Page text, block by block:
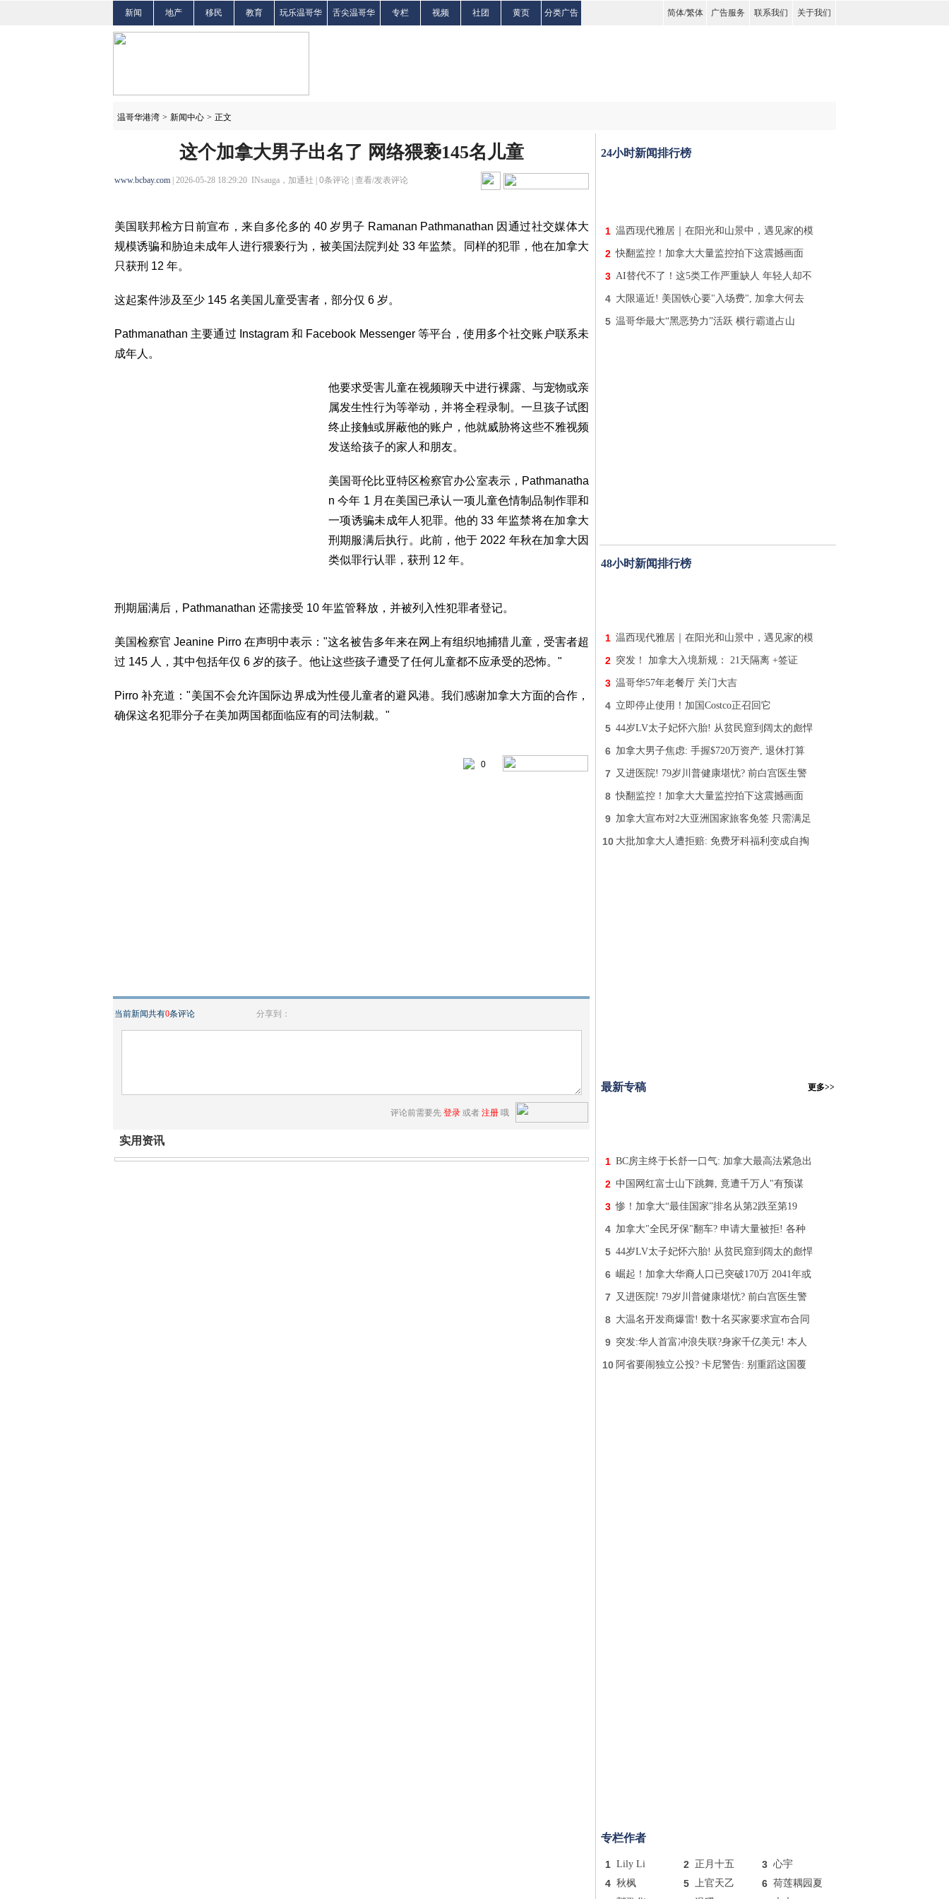
新闻 地产 移民 教育 玩乐温哥华 舌尖温哥华 专栏 视频 社团 黄页 分类广告 简体/繁体 广告服务 联系我们 关于我们
温哥华港湾 > 新闻中心 > 正文
这个加拿大男子出名了 网络猥亵145名儿童
www.bcbay.com | 2026-05-28 18:29:20 INsauga，加通社 | 0条评论 | 查看/发表评论
美国联邦检方日前宣布，来自多伦多的 40 岁男子 Ramanan Pathmanathan 因通过社交媒体大
规模诱骗和胁迫未成年人进行猥亵行为，被美国法院判处 33 年监禁。同样的犯罪，他在加拿大
只获刑 12 年。
这起案件涉及至少 145 名美国儿童受害者，部分仅 6 岁。
Pathmanathan 主要通过 Instagram 和 Facebook Messenger 等平台，使用多个社交账户联系未
成年人。
他要求受害儿童在视频聊天中进行裸露、与宠物或亲
属发生性行为等举动，并将全程录制。一旦孩子试图
终止接触或屏蔽他的账户，他就威胁将这些不雅视频
发送给孩子的家人和朋友。
美国哥伦比亚特区检察官办公室表示，Pathmanatha
n 今年 1 月在美国已承认一项儿童色情制品制作罪和
一项诱骗未成年人犯罪。他的 33 年监禁将在加拿大
刑期服满后执行。此前，他于 2022 年秋在加拿大因
类似罪行认罪，获刑 12 年。
刑期届满后，Pathmanathan 还需接受 10 年监管释放，并被列入性犯罪者登记。
美国检察官 Jeanine Pirro 在声明中表示："这名被告多年来在网上有组织地捕猎儿童，受害者超
过 145 人，其中包括年仅 6 岁的孩子。他让这些孩子遭受了任何儿童都不应承受的恐怖。"
Pirro 补充道："美国不会允许国际边界成为性侵儿童者的避风港。我们感谢加拿大方面的合作，
确保这名犯罪分子在美加两国都面临应有的司法制裁。"
0
当前新闻共有0条评论 分享到：
评论前需要先 登录 或者 注册 哦
实用资讯
24小时新闻排行榜
1 温西现代雅居｜在阳光和山景中，遇见家的模
2 快翻监控！加拿大大量监控拍下这震撼画面
3 AI替代不了！这5类工作严重缺人 年轻人却不
4 大限逼近! 美国铁心要"入场费", 加拿大何去
5 温哥华最大“黑恶势力”活跃 横行霸道占山
48小时新闻排行榜
1 温西现代雅居｜在阳光和山景中，遇见家的模
2 突发！ 加拿大入境新规： 21天隔离 +签证
3 温哥华57年老餐厅 关门大吉
4 立即停止使用！加国Costco正召回它
5 44岁LV太子妃怀六胎! 从贫民窟到阔太的彪悍
6 加拿大男子焦虑: 手握$720万资产, 退休打算
7 又进医院! 79岁川普健康堪忧? 前白宫医生警
8 快翻监控！加拿大大量监控拍下这震撼画面
9 加拿大宣布对2大亚洲国家旅客免签 只需满足
10 大批加拿大人遭拒赔: 免费牙科福利变成自掏
最新专稿 更多>>
1 BC房主终于长舒一口气: 加拿大最高法紧急出
2 中国网红富士山下跳舞, 竟遭千万人"有预谋
3 惨！加拿大“最佳国家”排名从第2跌至第19
4 加拿大"全民牙保"翻车? 申请大量被拒! 各种
5 44岁LV太子妃怀六胎! 从贫民窟到阔太的彪悍
6 崛起！加拿大华裔人口已突破170万 2041年或
7 又进医院! 79岁川普健康堪忧? 前白宫医生警
8 大温名开发商爆雷! 数十名买家要求宣布合同
9 突发:华人首富冲浪失联?身家千亿美元! 本人
10 阿省要闹独立公投? 卡尼警告: 别重蹈这国覆
专栏作者
1 Lily Li 2 正月十五 3 心宇
4 秋枫 5 上官天乙 6 荷莲耦园夏